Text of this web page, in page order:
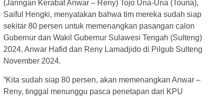
(Jaringan Kerabat Anwar – Reny) Tojo Una-Una (Touna),
Saiful Hengki, menyatakan bahwa tim mereka sudah siap
sekitar 80 persen untuk memenangkan pasangan calon
Gubernur dan Wakil Gubernur Sulawesi Tengah (Sulteng)
2024, Anwar Hafid dan Reny Lamadjido di Pilgub Sulteng
November 2024.
“Kita sudah siap 80 persen, akan memenangkan Anwar –
Reny, tinggal menunggu pasca penetapan dari KPU